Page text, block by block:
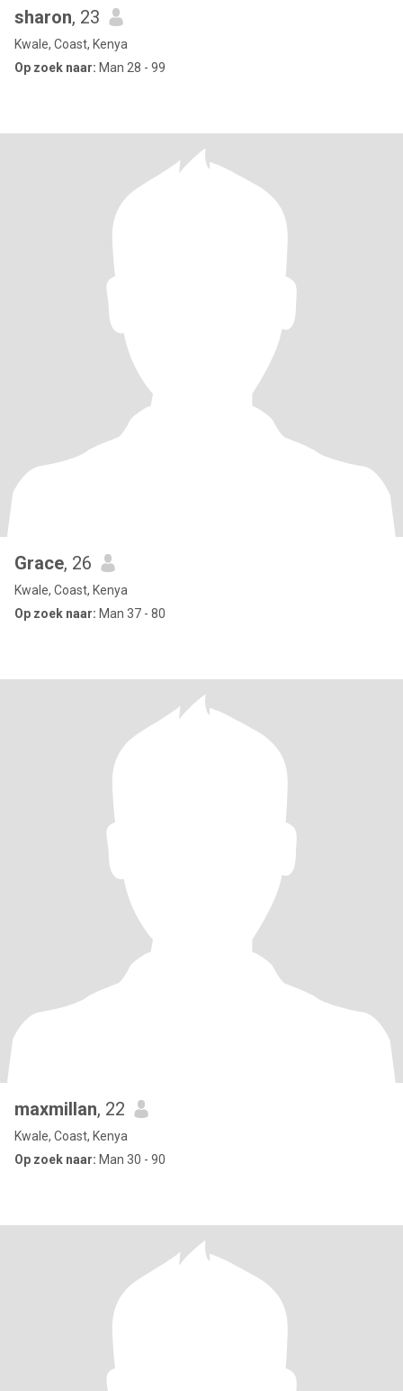
sharon, 23
Kwale, Coast, Kenya
Op zoek naar: Man 28 - 99
Grace, 26
Kwale, Coast, Kenya
Op zoek naar: Man 37 - 80
maxmillan, 22
Kwale, Coast, Kenya
Op zoek naar: Man 30 - 90